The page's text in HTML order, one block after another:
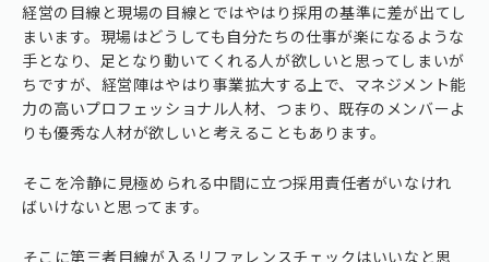
経営の目線と現場の目線とではやはり採用の基準に差が出てし
まいます。現場はどうしても自分たちの仕事が楽になるような
手となり、足となり動いてくれる人が欲しいと思ってしまいが
ちですが、経営陣はやはり事業拡大する上で、マネジメント能
力の高いプロフェッショナル人材、つまり、既存のメンバーよ
りも優秀な人材が欲しいと考えることもあります。
⁠そこを冷静に見極められる中間に立つ採用責任者がいなけれ
ばいけないと思ってます。
⁠そこに第三者目線が入るリファレンスチェックはいいなと思